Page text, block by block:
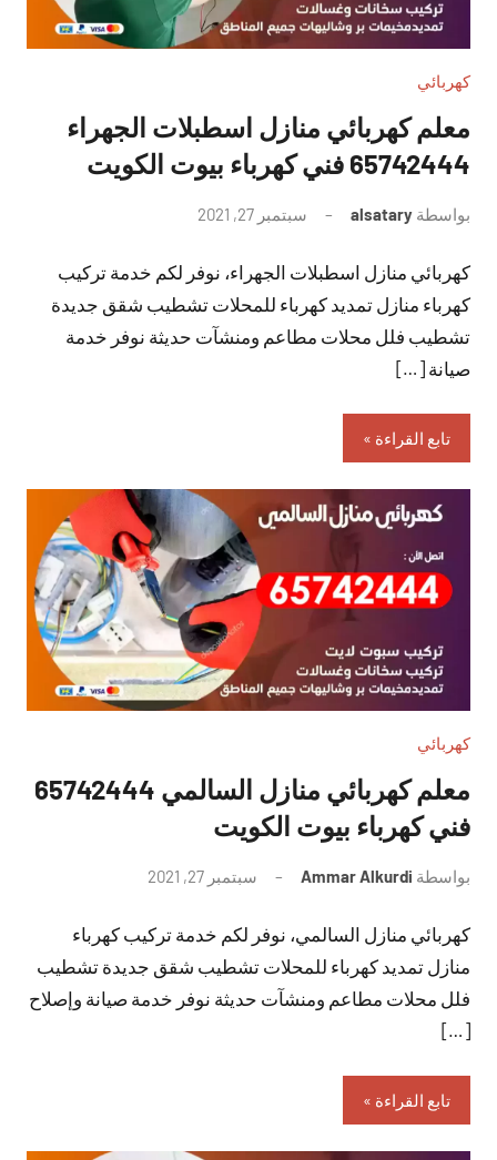
كهربائي
معلم كهربائي منازل اسطبلات الجهراء
65742444 فني كهرباء بيوت الكويت
بواسطة alsatary سبتمبر 27, 2021
تعليقات
كهربائي منازل اسطبلات الجهراء، نوفر لكم خدمة تركيب
كهرباء منازل تمديد كهرباء للمحلات تشطيب شقق جديدة
تشطيب فلل محلات مطاعم ومنشآت حديثة نوفر خدمة
صيانة […]
تابع القراءة
كهربائي
معلم كهربائي منازل السالمي 65742444
فني كهرباء بيوت الكويت
بواسطة Ammar Alkurdi سبتمبر 27, 2021
تعليقات
كهربائي منازل السالمي، نوفر لكم خدمة تركيب كهرباء
منازل تمديد كهرباء للمحلات تشطيب شقق جديدة تشطيب
فلل محلات مطاعم ومنشآت حديثة نوفر خدمة صيانة وإصلاح
[…]
تابع القراءة